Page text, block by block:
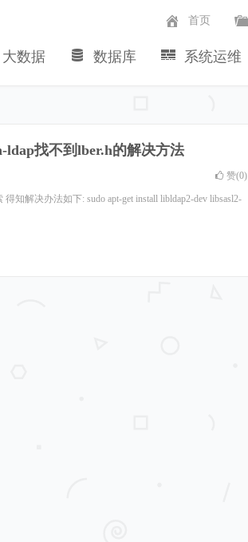
大数据 数据库 系统运维
首页
ldap找不到lber.h的解决方法
赞(0)
知解决办法如下: sudo apt-get install libldap2-dev libsasl2-